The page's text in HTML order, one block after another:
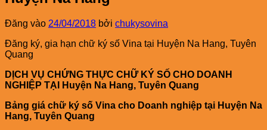
Đăng vào 24/04/2018 bởi chukysovina
Đăng ký, gia hạn chữ ký số Vina tại Huyện Na Hang, Tuyên
Quang
DỊCH VỤ CHỨNG THỰC CHỮ KÝ SỐ CHO DOANH
NGHIỆP TẠI Huyện Na Hang, Tuyên Quang
Bảng giá chữ ký số Vina cho Doanh nghiệp tại Huyện Na
Hang, Tuyên Quang